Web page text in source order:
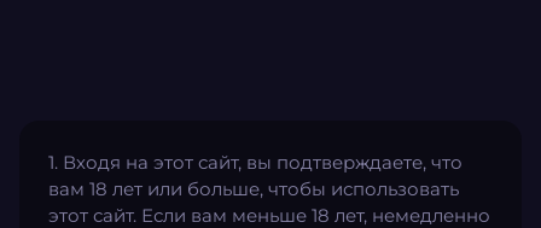
1. Входя на этот сайт, вы подтверждаете, что
вам 18 лет или больше, чтобы использовать
этот сайт. Если вам меньше 18 лет, немедленно